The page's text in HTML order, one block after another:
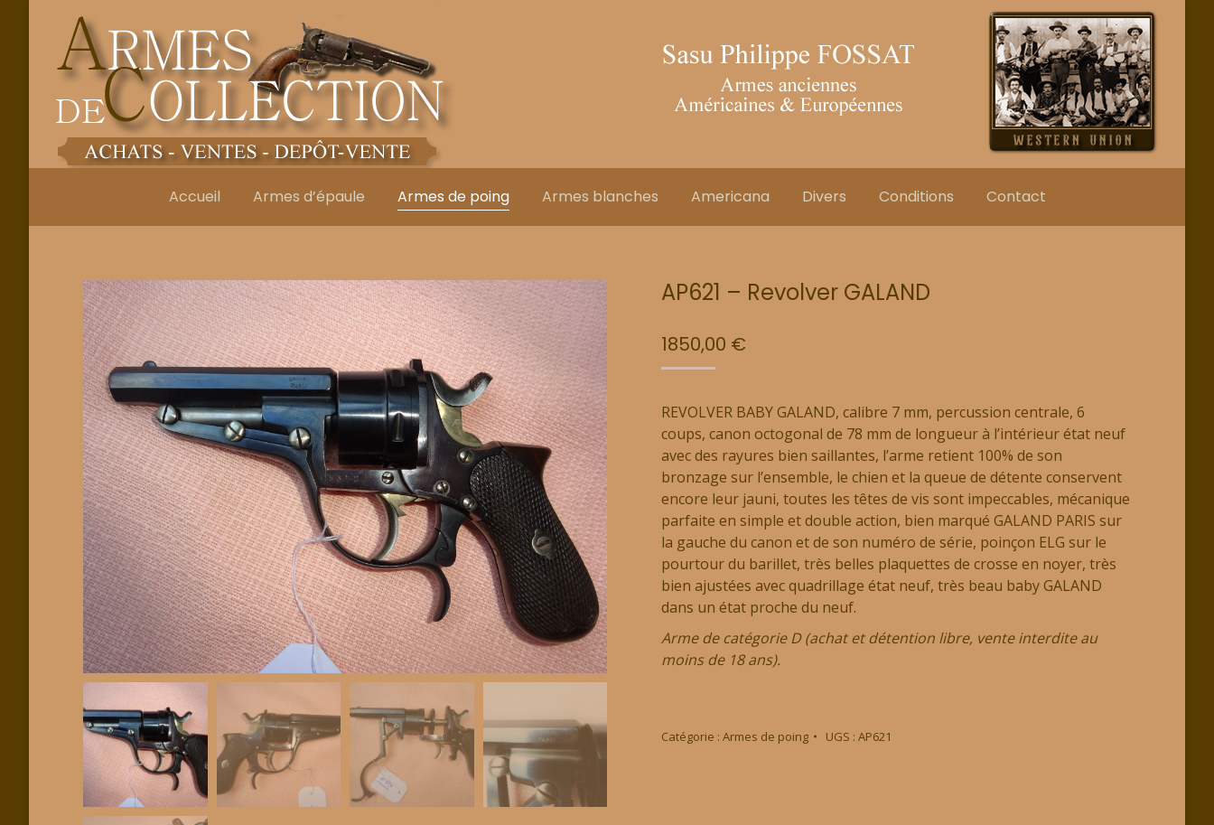
Accueil Armes d’épaule Armes de poing Armes blanches Americana Divers Conditions Contact
AP621 – Revolver GALAND
1850,00 €
REVOLVER BABY GALAND, calibre 7 mm, percussion centrale, 6
coups, canon octogonal de 78 mm de longueur à l’intérieur état neuf
avec des rayures bien saillantes, l’arme retient 100% de son
bronzage sur l’ensemble, le chien et la queue de détente conservent
encore leur jauni, toutes les têtes de vis sont impeccables, mécanique
parfaite en simple et double action, bien marqué GALAND PARIS sur
la gauche du canon et de son numéro de série, poinçon ELG sur le
pourtour du barillet, très belles plaquettes de crosse en noyer, très
bien ajustées avec quadrillage état neuf, très beau baby GALAND
dans un état proche du neuf.
Arme de catégorie D (achat et détention libre, vente interdite au
moins de 18 ans).
Catégorie : Armes de poing UGS : AP621